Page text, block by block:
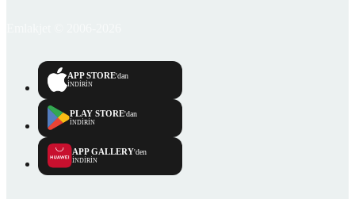
APP STORE'dan
İNDİRİN
PLAY STORE'dan
İNDİRİN
APP GALLERY'den
İNDİRİN